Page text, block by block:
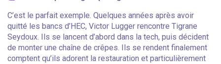
C’est le parfait exemple. Quelques années après avoir
quitté les bancs d’HEC, Victor Lugger rencontre Tigrane
Seydoux. Ils se lancent d’abord dans la tech, puis décident
de monter une chaîne de crêpes. Ils se rendent finalement
comptent qu’ils adorent la restauration et particulièrement